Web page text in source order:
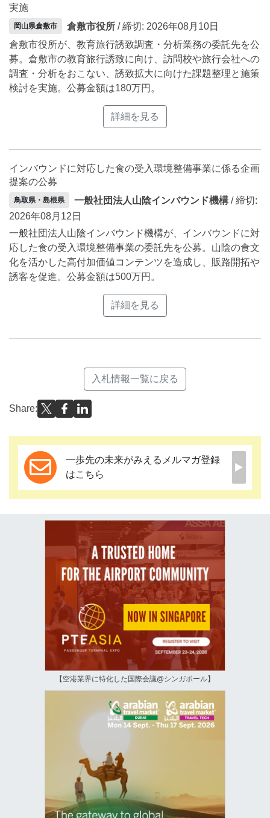
実施
岡山県倉敷市 倉敷市役所 / 締切: 2026年08月10日
倉敷市役所が、教育旅行誘致調査・分析業務の委託先を公
募。倉敷市の教育旅行誘致に向け、訪問校や旅行会社への
調査・分析をおこない、誘致拡大に向けた課題整理と施策
検討を実施。公募金額は180万円。
詳細を見る
インバウンドに対応した食の受入環境整備事業に係る企画
提案の公募
鳥取県・島根県 一般社団法人山陰インバウンド機構 / 締切:
2026年08月12日
一般社団法人山陰インバウンド機構が、インバウンドに対
応した食の受入環境整備事業の委託先を公募。山陰の食文
化を活かした高付加価値コンテンツを造成し、販路開拓や
誘客を促進。公募金額は500万円。
詳細を見る
入札情報一覧に戻る
Share:
一歩先の未来がみえるメルマガ登録
はこちら
【空港業界に特化した国際会議@シンガポール】